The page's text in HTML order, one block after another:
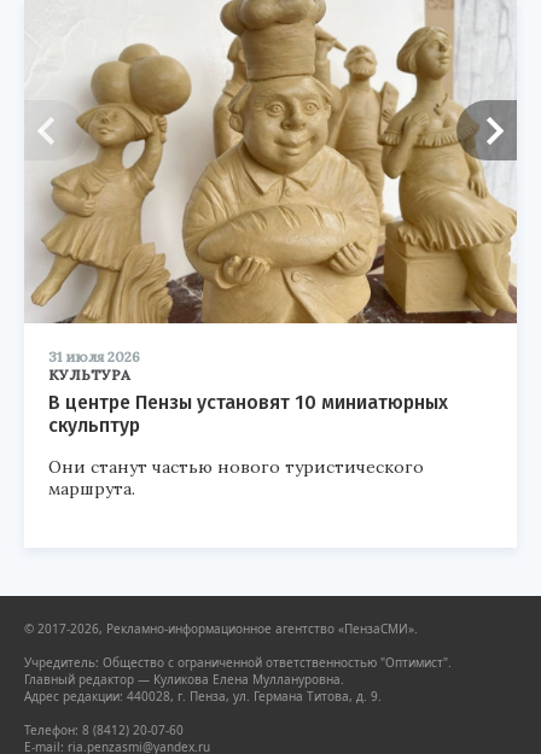
31 июля 2026
КУЛЬТУРА
В центре Пензы установят 10 миниатюрных
скульптур
Они станут частью нового туристического
маршрута.
© 2017-2026, Рекламно-информационное агентство «ПензаСМИ».
Учредитель: Общество с ограниченной ответственностью "Оптимист".
Главный редактор — Куликова Елена Муллануровна.
Адрес редакции: 440028, г. Пенза, ул. Германа Титова, д. 9.
Телефон: 8 (8412) 20-07-60
E-mail: ria.penzasmi@yandex.ru